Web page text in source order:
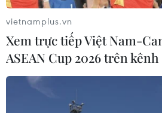
Ra mắt bộ sách “Nhật ký
Nam” sau 16 năm biên soạn
22/04/2020 09:17
vietnamplus.vn
Xem trực tiếp Việt Nam-
ASEAN Cup 2026 trên